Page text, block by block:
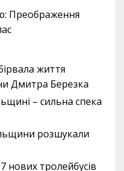
Преображення
життя
Дмитра Березка
– сильна спека
розшукали
нових тролейбусів